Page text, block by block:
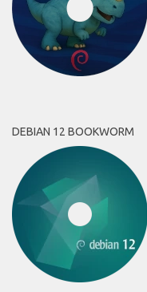
DEBIAN 12 BOOKWORM